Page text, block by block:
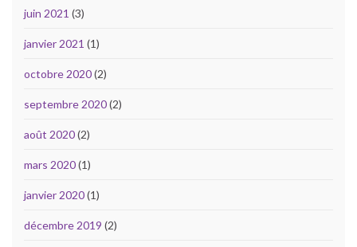
juin 2021 (3)
janvier 2021 (1)
octobre 2020(2)
septembre 2020(2)
août 2020(2)
mars 2020(1)
janvier 2020(1)
décembre 2019 (2)